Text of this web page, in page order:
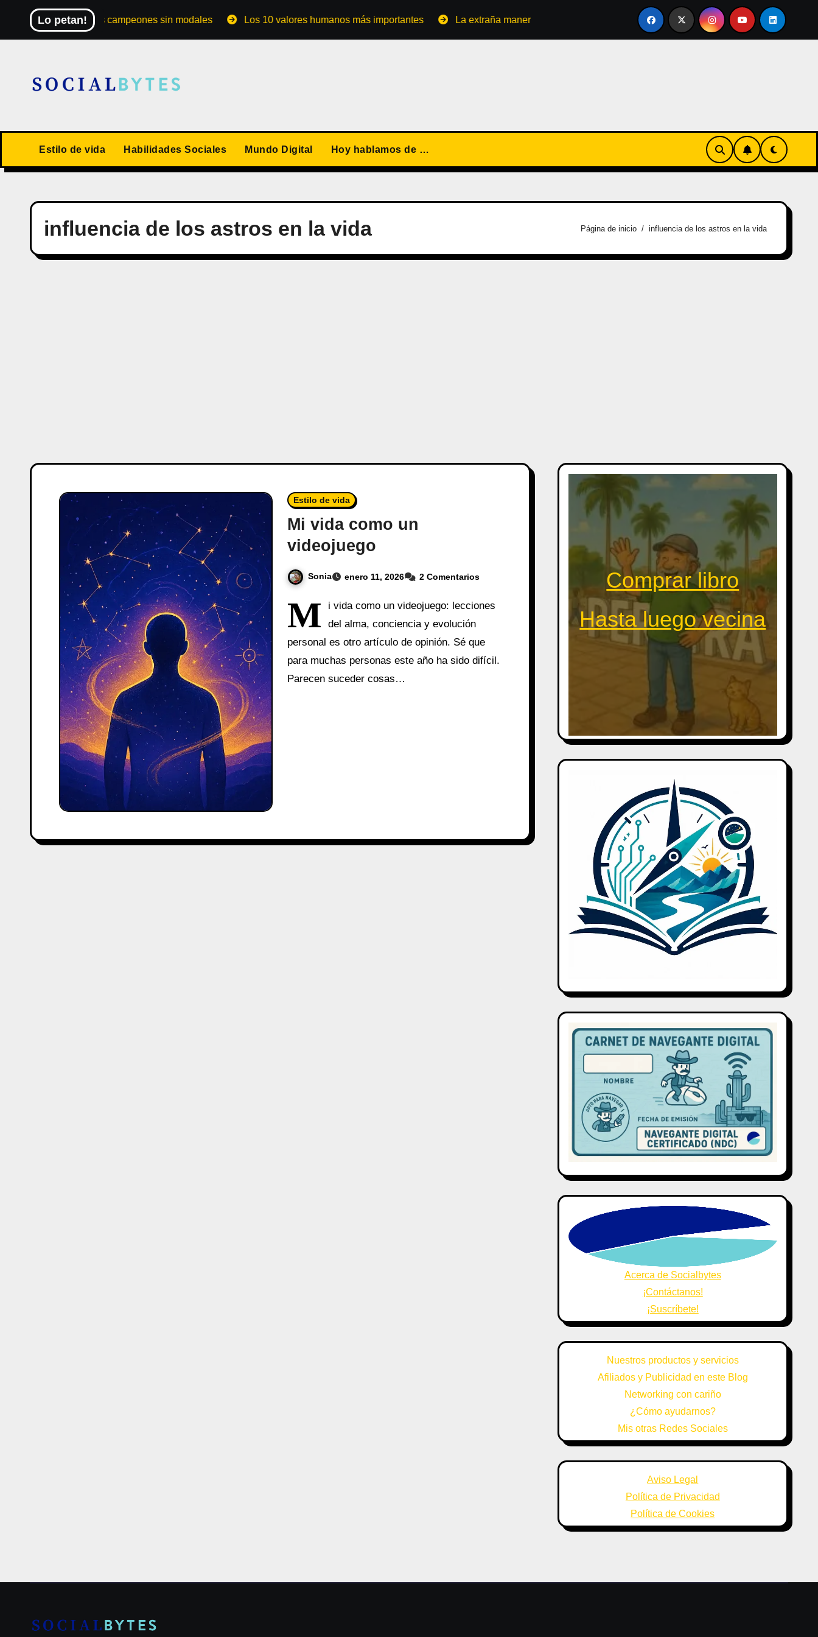
contenido
Lo petan!
Mundial de los campeones sin modales Los 10 valores humanos más importantes La extraña manera de convertirse en familia El primer tour de la India Chiquitina
Estilo de vida Habilidades Sociales Mundo Digital Hoy hablamos de …
influencia de los astros en la vida Página de inicio influencia de los astros en la vida
Estilo de vida
Mi vida como un
videojuego
Sonia enero 11, 2026 2 Comentarios
M
i vida como un videojuego: lecciones
del alma, conciencia y evolución
personal es otro artículo de opinión. Sé que
para muchas personas este año ha sido difícil.
Parecen suceder cosas…
Comprar libro
Hasta luego vecina
Acerca de Socialbytes
¡Contáctanos!
¡Suscríbete!
Nuestros productos y servicios
Afiliados y Publicidad en este Blog
Networking con cariño
¿Cómo ayudarnos?
Mis otras Redes Sociales
Aviso Legal
Política de Privacidad
Política de Cookies